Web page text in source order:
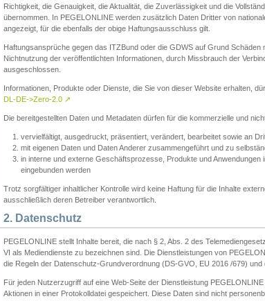
Richtigkeit, die Genauigkeit, die Aktualität, die Zuverlässigkeit und die
übernommen. In PEGELONLINE werden zusätzlich Daten Dritter von
angezeigt, für die ebenfalls der obige Haftungsausschluss gilt.
Haftungsansprüche gegen das ITZBund oder die GDWS auf Grund Schäden
Nichtnutzung der veröffentlichten Informationen, durch Missbrauch der
ausgeschlossen.
Informationen, Produkte oder Dienste, die Sie von dieser Website erhalten,
DL-DE->Zero-2.0 ↗
Die bereitgestellten Daten und Metadaten dürfen für die kommerzielle und
vervielfältigt, ausgedruckt, präsentiert, verändert, bearbeitet sowie an
mit eigenen Daten und Daten Anderer zusammengeführt und zu
in interne und externe Geschäftsprozesse, Produkte und
eingebunden werden
Trotz sorgfältiger inhaltlicher Kontrolle wird keine Haftung für die Inhalte
ausschließlich deren Betreiber verantwortlich.
2. Datenschutz
PEGELONLINE stellt Inhalte bereit, die nach § 2, Abs. 2 des
VI als Mediendienste zu bezeichnen sind. Die Dienstleistungen von
die Regeln der Datenschutz-Grundverordnung (DS-GVO, EU 2016 /679)
Für jeden Nutzerzugriff auf eine Web-Seite der Dienstleistung
Aktionen in einer Protokolldatei gespeichert. Diese Daten sind nicht